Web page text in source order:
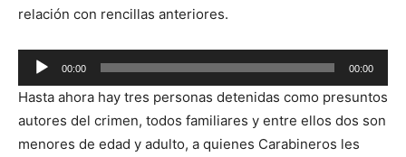
relación con rencillas anteriores.
Reproductor
de
audio
00:00 00:00
Hasta ahora hay tres personas detenidas como presuntos
autores del crimen, todos familiares y entre ellos dos son
menores de edad y adulto, a quienes Carabineros les